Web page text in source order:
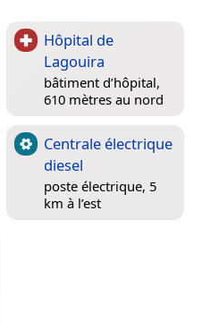
Hôpital de
Lagouira
bâtiment d’hôpital,
610 mètres au nord
Centrale électrique
diesel
poste électrique, 5
km à l’est